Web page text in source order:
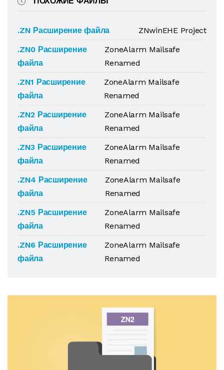
.ZN Расширение файла
ZNwinEHE Project
.ZN0 Расширение
файла
ZoneAlarm Mailsafe
Renamed
.ZN1 Расширение
файла
ZoneAlarm Mailsafe
Renamed
.ZN2 Расширение
файла
ZoneAlarm Mailsafe
Renamed
.ZN3 Расширение
файла
ZoneAlarm Mailsafe
Renamed
.ZN4 Расширение
файла
ZoneAlarm Mailsafe
Renamed
.ZN5 Расширение
файла
ZoneAlarm Mailsafe
Renamed
.ZN6 Расширение
файла
ZoneAlarm Mailsafe
Renamed